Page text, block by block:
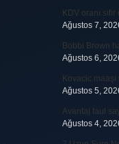
KDV oranı
Ağustos 7,
Bobbi Brown
Ağustos 6,
Kovacic
Ağustos 5,
Avantaj faul
Ağustos 4,